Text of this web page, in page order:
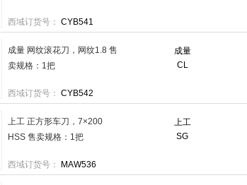
西域订货号： CYB541
成量
CL
成量 网纹滚花刀，网纹1.8 售
卖规格：1把
西域订货号： CYB542
上工
SG
上工 正方形车刀，7×200
HSS 售卖规格：1把
西域订货号： MAW536